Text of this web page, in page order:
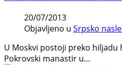
20/07/2013
Objavljeno u Srpsko
U Moskvi postoji preko
Pokrovski manastir u…